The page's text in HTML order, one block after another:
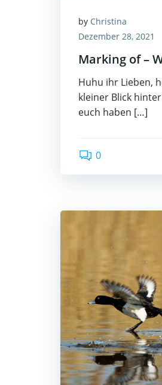
by Christina
Dezember 28, 2021
Marking of –
Huhu ihr Lieben,
kleiner Blick
euch haben […]
0